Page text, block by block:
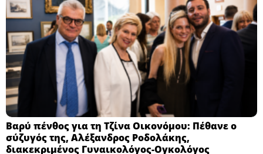
Βαρύ πένθος για τη Τζίνα Οικονόμου: Πέθανε ο
σύζυγός της, Αλέξανδρος Ροδολάκης,
διακεκριμένος Γυναικολόγος-Ογκολόγος